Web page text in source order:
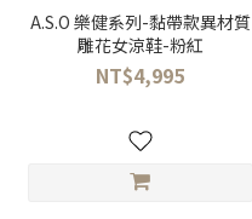
A.S.O 樂健系列-黏帶款異材質
雕花女涼鞋-粉紅
NT$4,995